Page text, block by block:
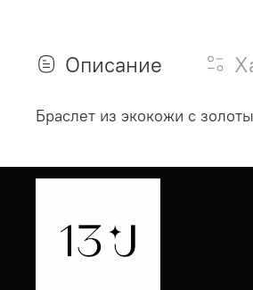
Описание
Браслет из экокожи с